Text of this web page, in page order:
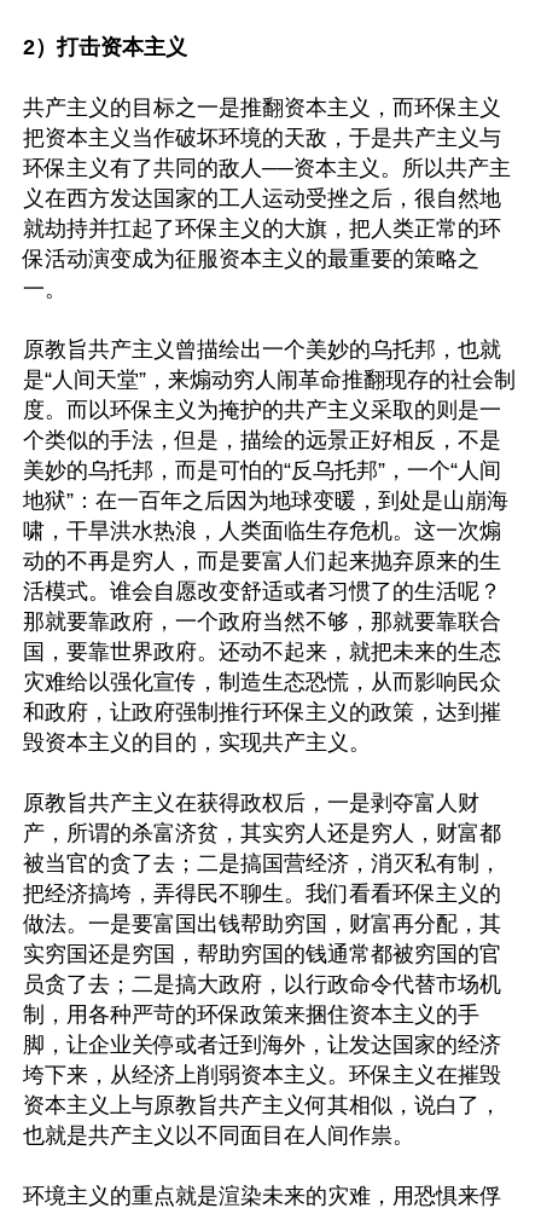
2）打击资本主义
共产主义的目标之一是推翻资本主义，而环保主义
把资本主义当作破坏环境的天敌，于是共产主义与
环保主义有了共同的敌人──资本主义。所以共产主
义在西方发达国家的工人运动受挫之后，很自然地
就劫持并扛起了环保主义的大旗，把人类正常的环
保活动演变成为征服资本主义的最重要的策略之
一。
原教旨共产主义曾描绘出一个美妙的乌托邦，也就
是“人间天堂”，来煽动穷人闹革命推翻现存的社会制
度。而以环保主义为掩护的共产主义采取的则是一
个类似的手法，但是，描绘的远景正好相反，不是
美妙的乌托邦，而是可怕的“反乌托邦”，一个“人间
地狱”：在一百年之后因为地球变暖，到处是山崩海
啸，干旱洪水热浪，人类面临生存危机。这一次煽
动的不再是穷人，而是要富人们起来抛弃原来的生
活模式。谁会自愿改变舒适或者习惯了的生活呢？
那就要靠政府，一个政府当然不够，那就要靠联合
国，要靠世界政府。还动不起来，就把未来的生态
灾难给以强化宣传，制造生态恐慌，从而影响民众
和政府，让政府强制推行环保主义的政策，达到摧
毁资本主义的目的，实现共产主义。
原教旨共产主义在获得政权后，一是剥夺富人财
产，所谓的杀富济贫，其实穷人还是穷人，财富都
被当官的贪了去；二是搞国营经济，消灭私有制，
把经济搞垮，弄得民不聊生。我们看看环保主义的
做法。一是要富国出钱帮助穷国，财富再分配，其
实穷国还是穷国，帮助穷国的钱通常都被穷国的官
员贪了去；二是搞大政府，以行政命令代替市场机
制，用各种严苛的环保政策来捆住资本主义的手
脚，让企业关停或者迁到海外，让发达国家的经济
垮下来，从经济上削弱资本主义。环保主义在摧毁
资本主义上与原教旨共产主义何其相似，说白了，
也就是共产主义以不同面目在人间作祟。
环境主义的重点就是渲染未来的灾难，用恐惧来俘